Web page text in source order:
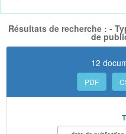
Résultats de recherche : -
de
12
PDF